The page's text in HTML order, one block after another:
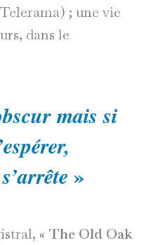
; une vie
dans le
mais si
»
« The Old Oak